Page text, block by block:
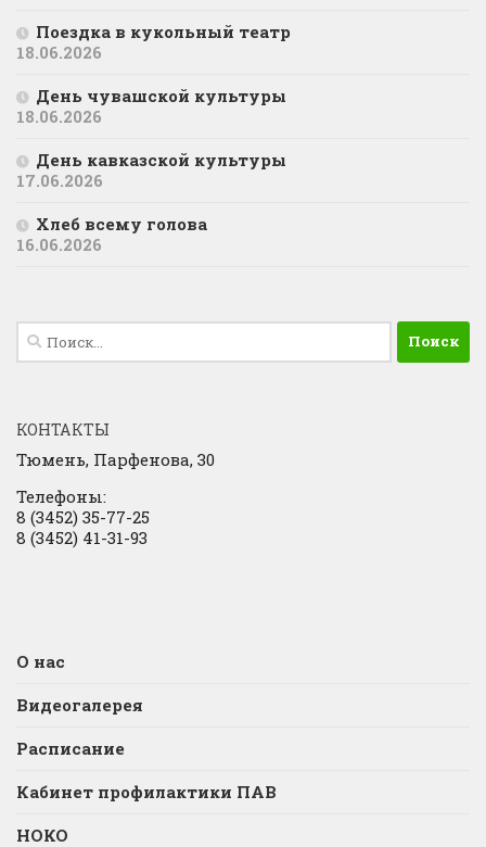
Поездка в кукольный театр
18.06.2026
День чувашской культуры
18.06.2026
День кавказской культуры
17.06.2026
Хлеб всему голова
16.06.2026
Найти:
КОНТАКТЫ
Тюмень, Парфенова, 30
Телефоны:
8 (3452) 35-77-25
8 (3452) 41-31-93
О нас
Видеогалерея
Расписание
Кабинет профилактики ПАВ
НОКО